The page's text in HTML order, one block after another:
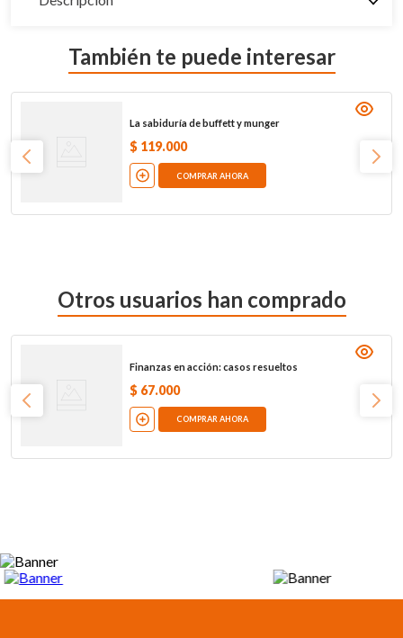
También te puede interesar
La sabiduría de buffett y munger
$ 119.000
COMPRAR AHORA
Otros usuarios han comprado
Finanzas en acción: casos resueltos
$ 67.000
COMPRAR AHORA